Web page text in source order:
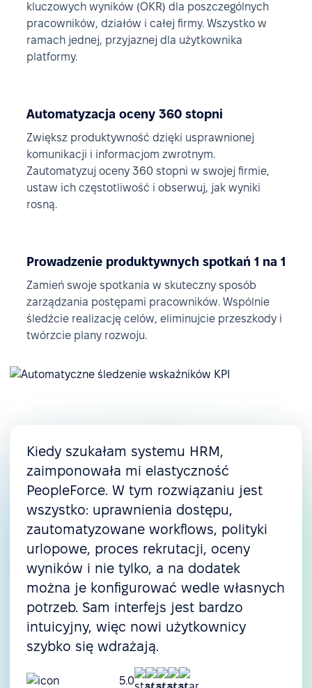
kluczowych wyników (OKR) dla poszczególnych
pracowników, działów i całej firmy. Wszystko w
ramach jednej, przyjaznej dla użytkownika
platformy.
Automatyzacja oceny 360 stopni
Zwiększ produktywność dzięki usprawnionej
komunikacji i informacjom zwrotnym.
Zautomatyzuj oceny 360 stopni w swojej firmie,
ustaw ich częstotliwość i obserwuj, jak wyniki
rosną.
Prowadzenie produktywnych spotkań 1 na 1
Zamień swoje spotkania w skuteczny sposób
zarządzania postępami pracowników. Wspólnie
śledźcie realizację celów, eliminujcie przeszkody i
twórzcie plany rozwoju.
Kiedy szukałam systemu HRM,
zaimponowała mi elastyczność
PeopleForce. W tym rozwiązaniu jest
wszystko: uprawnienia dostępu,
zautomatyzowane workflows, polityki
urlopowe, proces rekrutacji, oceny
wyników i nie tylko, a na dodatek
można je konfigurować wedle własnych
potrzeb. Sam interfejs jest bardzo
intuicyjny, więc nowi użytkownicy
szybko się wdrażają.
5.0